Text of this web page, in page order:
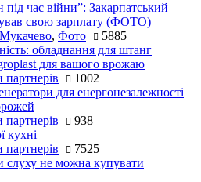
під час війни”: Закарпатський
свою зарплату (ФОТО)
Мукачево, Фото
5885
обладнання для штанг
для вашого врожаю
1002
для енергонезалежності
938
кухні
7525
слуху не можна купувати